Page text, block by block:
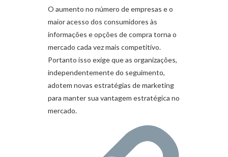
O aumento no número de empresas e o
maior acesso dos consumidores às
informações e opções de compra torna o
mercado cada vez mais competitivo.
Portanto isso exige que as organizações,
independentemente do seguimento,
adotem novas estratégias de marketing
para manter sua vantagem estratégica no
mercado.